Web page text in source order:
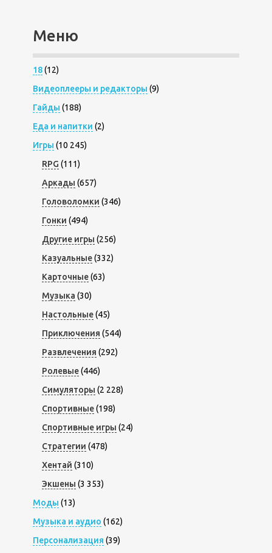
Меню
18(12)
Видеоплееры и редакторы (9)
Гайды (188)
Еда и напитки (2)
Игры (10 245)
RPG (111)
Аркады (657)
Головоломки (346)
Гонки (494)
Другие игры (256)
Казуальные(332)
Карточные(63)
Музыка (30)
Настольные(45)
Приключения (544)
Развлечения (292)
Ролевые(446)
Симуляторы (2 228)
Спортивные(198)
Спортивные игры (24)
Стратегии (478)
Хентай (310)
Экшены (3 353)
Моды (13)
Музыка и аудио (162)
Персонализация (39)